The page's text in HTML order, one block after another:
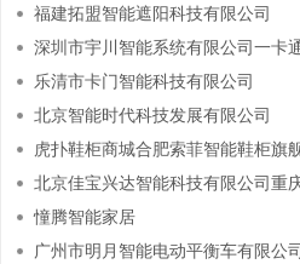
福建拓盟智能遮阳科技有限公司
深圳市宇川智能系统有限公司一卡
乐清市卡门智能科技有限公司
北京智能时代科技发展有限公司
虎扑鞋柜商城合肥索菲智能鞋柜旗
北京佳宝兴达智能科技有限公司重
憧腾智能家居
广州市明月智能电动平衡车有限公